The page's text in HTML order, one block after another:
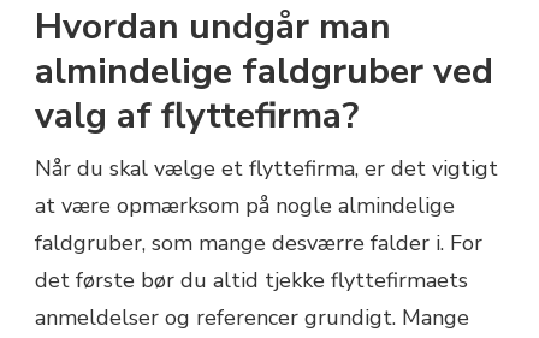
Hvordan undgår man
almindelige faldgruber ved
valg af flyttefirma?
Når du skal vælge et flyttefirma, er det vigtigt
at være opmærksom på nogle almindelige
faldgruber, som mange desværre falder i. For
det første bør du altid tjekke flyttefirmaets
anmeldelser og referencer grundigt. Mange